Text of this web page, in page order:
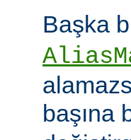
Başka
başına